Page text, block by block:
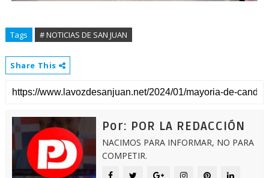
Tags # NOTICIAS DE SAN JUAN
Share This
Por: POR LA REDACCIÓN
NACIMOS PARA INFORMAR, NO PARA
COMPETIR.